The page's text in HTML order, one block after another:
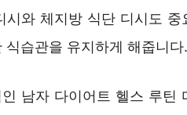
시와 체지방 식단 디시도
식습관을 유지하게 해줍니다.
인 남자 다이어트 헬스 루틴